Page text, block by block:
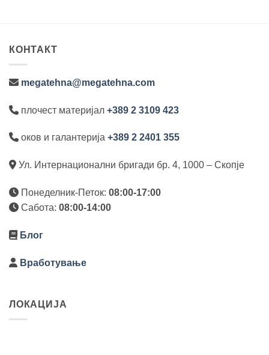
КОНТАКТ
megatehna@megatehna.com
плочест материјал +389 2 3109 423
оков и галантерија +389 2 2401 355
Ул. Интернационални бригади бр. 4, 1000 – Скопје
Понеделник-Петок: 08:00-17:00
Сабота: 08:00-14:00
Блог
Вработување
ЛОКАЦИЈА